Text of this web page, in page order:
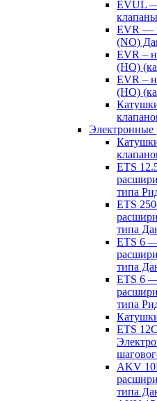
EVUL —
EVR —
(NO)
EVR –
(НО)
EVR –
(НО)
Электронные
ETS
типа
ETS
типа
ETS 6
типа
ETS 6
типа
ETS
AKV
типа